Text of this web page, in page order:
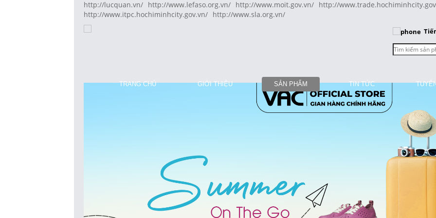
http://lucquan.vn/ http://www.lefaso.org.vn/ http://www.moit.gov.vn/ http://
http://www.itpc.hochiminhcity.gov.vn/ http://www.sla.org.vn/
TRANG CHỦ GIỚI THIỆU SẢN PHẨM TIN TỨC